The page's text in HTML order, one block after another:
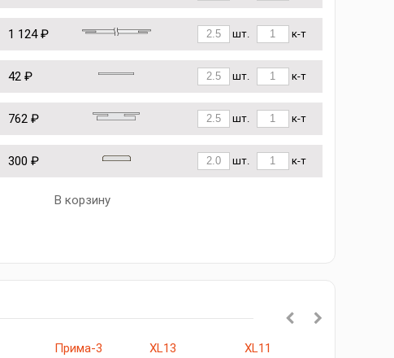
1 124 ₽ шт. к-т
42 ₽ шт. к-т
762 ₽ шт. к-т
300 ₽ шт. к-т
В корзину
Прима-3
XL13
XL11